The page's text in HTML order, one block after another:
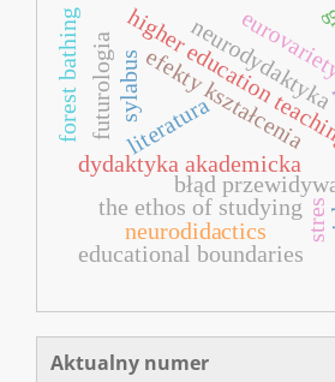
dydaktyka akademicka
higher education
literatura
neurodydaktyka
błąd
stres
efekty kształcenia
sylabus
futurologia
educational boundaries
forest bathing
the ethos of studying
neurodidactics
Aktualny numer